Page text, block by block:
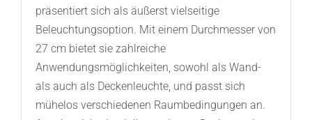
präsentiert sich als äußerst vielseitige
Beleuchtungsoption. Mit einem Durchmesser von
27 cm bietet sie zahlreiche
Anwendungsmöglichkeiten, sowohl als Wand-
als auch als Deckenleuchte, und passt sich
mühelos verschiedenen Raumbedingungen an.